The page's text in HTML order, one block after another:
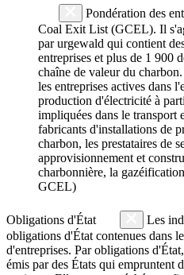
Pondération des
Coal Exit List (GCEL). Il
par urgewald qui contient
entreprises et plus de 1 900
chaîne de valeur du
les entreprises actives dans
production d'électricité à
impliquées dans le transport
fabricants d'installations de
charbon, les prestataires de
approvisionnement et
charbonnière, la
GCEL)
Obligations d'État
Les
obligations d'État contenues dans
d'entreprises. Par obligations
émis par des États qui empruntent